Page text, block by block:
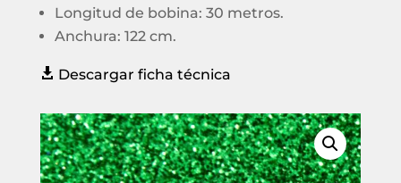
Longitud de bobina: 30 metros.
Anchura: 122 cm.
 Descargar ficha técnica